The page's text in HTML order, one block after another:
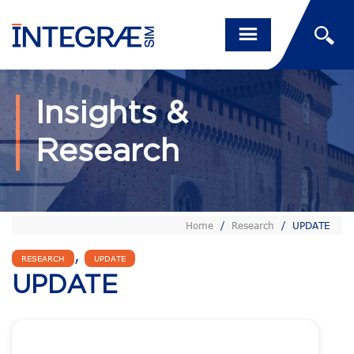
Insights &
Research
Home / Research / UPDATE
RESEARCH , UPDATE
UPDATE